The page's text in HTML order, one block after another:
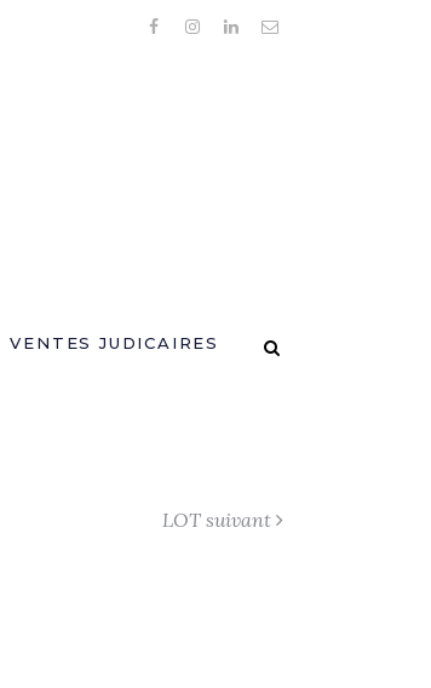
VENTES JUDICAIRES
LOT suivant